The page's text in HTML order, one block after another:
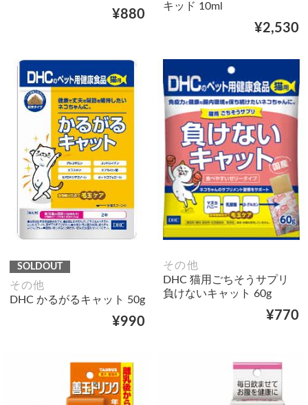
¥880
キッド 10ml
¥2,530
SOLDOUT
その他
DHC かるがるキャット 50g
¥990
その他
DHC 猫用ごちそうサプリ
負けないキャット 60g
¥770